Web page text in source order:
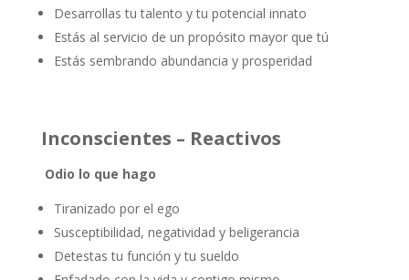
Desarrollas tu talento y tu potencial innato
Estás al servicio de un propósito mayor que tú
Estás sembrando abundancia y prosperidad
Inconscientes – Reactivos
Odio lo que hago
Tiranizado por el ego
Susceptibilidad, negatividad y beligerancia
Detestas tu función y tu sueldo